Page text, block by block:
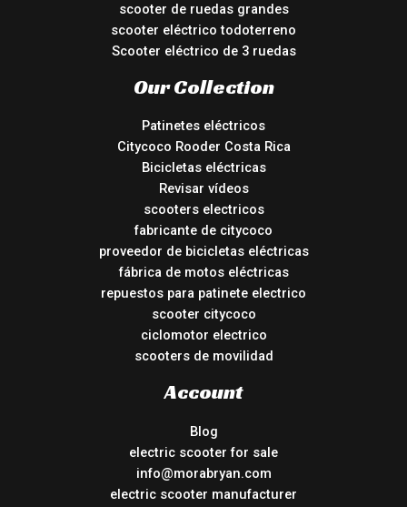
scooter de ruedas grandes
scooter eléctrico todoterreno
Scooter eléctrico de 3 ruedas
Our Collection
Patinetes eléctricos
Citycoco Rooder Costa Rica
Bicicletas eléctricas
Revisar vídeos
scooters electricos
fabricante de citycoco
proveedor de bicicletas eléctricas
fábrica de motos eléctricas
repuestos para patinete electrico
scooter citycoco
ciclomotor electrico
scooters de movilidad
Account
Blog
electric scooter for sale
info@morabryan.com
electric scooter manufacturer